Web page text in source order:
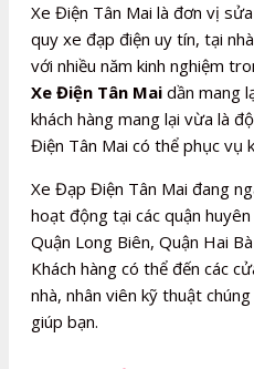
Xe Điện Tân Mai là đơn vị
quy xe đạp điện uy tín, tại
với nhiều năm kinh nghiệm
Xe Điện Tân Mai dần mang
khách hàng mang lại vừa là
Điện Tân Mai có thể phục vụ
Xe Đạp Điện Tân Mai đang
hoạt động tại các quận
Quận Long Biên, Quận Hai
Khách hàng có thể đến các
nhà, nhân viên kỹ thuật
giúp bạn.